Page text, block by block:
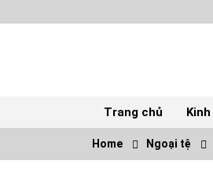
to
Trang chủ
TOP
Home Ngoại tệ